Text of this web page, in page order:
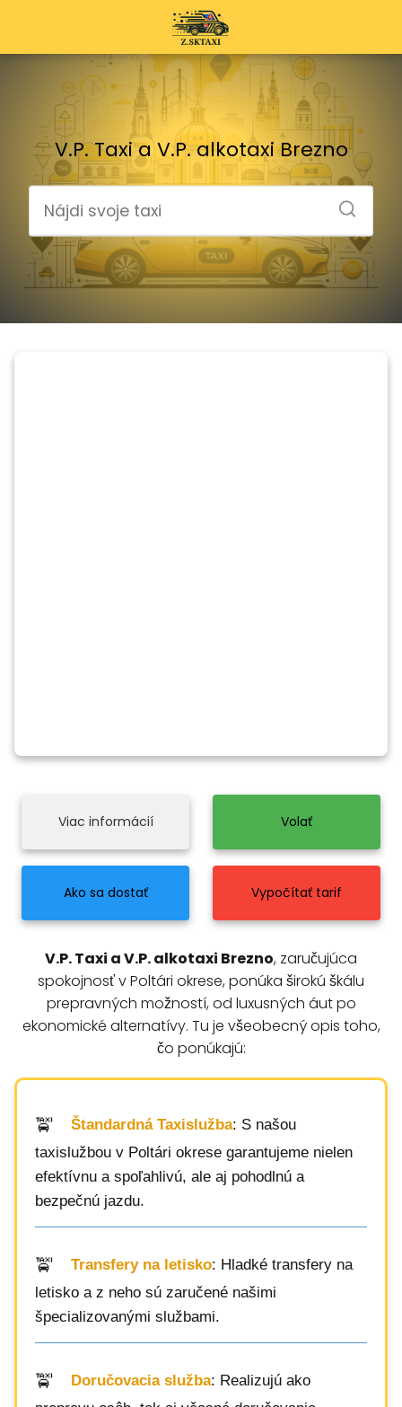
V.P. Taxi a V.P. alkotaxi Brezno
Viac informácií Volať
Ako sa dostať Vypočítať tarif
V.P. Taxi a V.P. alkotaxi Brezno, zaručujúca
spokojnosť v Poltári okrese, ponúka širokú škálu
prepravných možností, od luxusných áut po
ekonomické alternatívy. Tu je všeobecný opis toho,
čo ponúkajú:
Štandardná Taxislužba: S našou
taxislužbou v Poltári okrese garantujeme nielen
efektívnu a spoľahlivú, ale aj pohodlnú a
bezpečnú jazdu.
Transfery na letisko: Hladké transfery na
letisko a z neho sú zaručené našimi
špecializovanými službami.
Doručovacia služba: Realizujú ako